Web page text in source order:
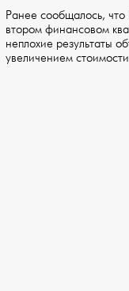
Ранее сообщалось,
втором финансовом
неплохие результаты
увеличением